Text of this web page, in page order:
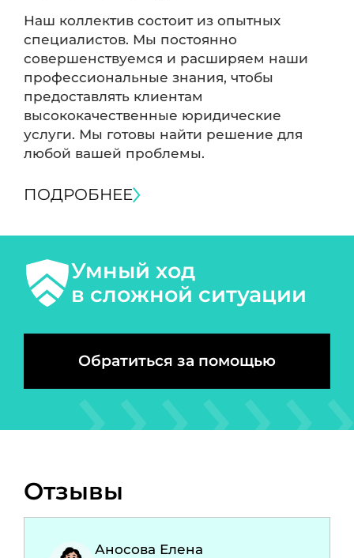
Наш коллектив состоит из опытных
специалистов. Мы постоянно
совершенствуемся и расширяем наши
профессиональные знания, чтобы
предоставлять клиентам
высококачественные юридические
услуги. Мы готовы найти решение для
любой вашей проблемы.
ПОДРОБНЕЕ
Умный ход
в сложной ситуации
Обратиться за помощью
Отзывы
Аносова Елена